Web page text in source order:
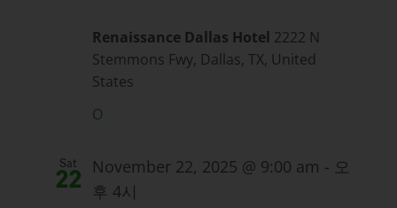
Renaissance Dallas Hotel 2222 N
Stemmons Fwy, Dallas, TX, United
States
O
Sat
22 November 22, 2025 @ 9:00 am - 오
후 4시